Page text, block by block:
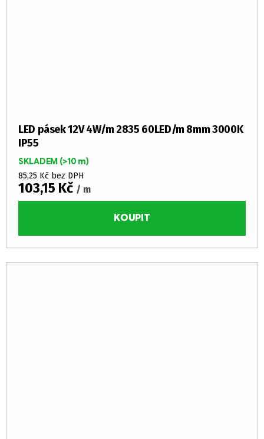
LED pásek 12V 4W/m 2835 60LED/m 8mm 3000K
IP55
SKLADEM (>10 m)
85,25 Kč bez DPH
103,15 Kč / m
KOUPIT